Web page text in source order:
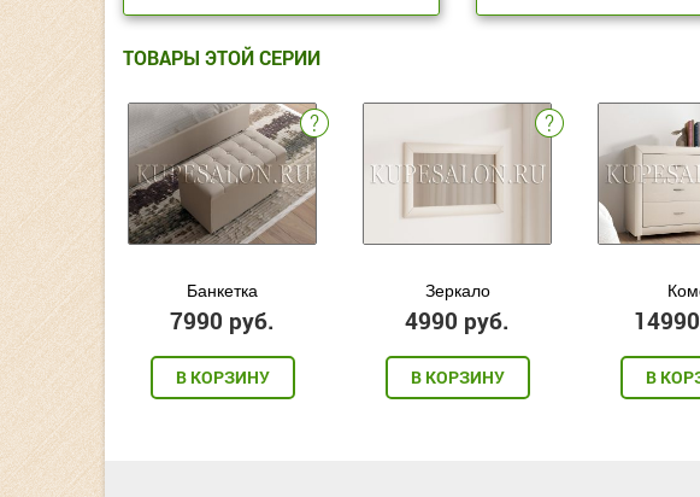
ТОВАРЫ ЭТОЙ СЕРИИ
Банкетка
7990 руб.
В КОРЗИНУ
Зеркало
4990 руб.
В КОРЗИНУ В